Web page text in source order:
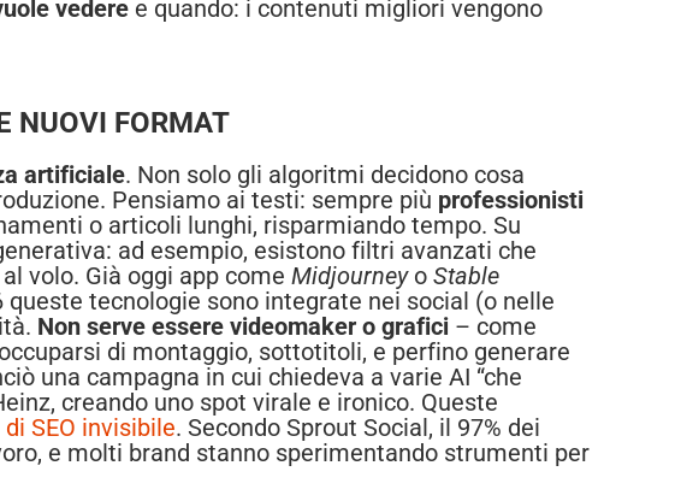
vedere e quando: i contenuti migliori vengono
NUOVI FORMAT
artificiale. Non solo gli algoritmi decidono cosa
Pensiamo ai testi: sempre più professionisti
o articoli lunghi, risparmiando tempo. Su
ad esempio, esistono filtri avanzati che
volo. Già oggi app come Midjourneyo Stable
tecnologie sono integrate nei social (o nelle
Non serve essere videomaker o grafici – come
di montaggio, sottotitoli, e perfino generare
una campagna in cui chiedeva a varie AI “che
creando uno spot virale e ironico. Queste
SEO invisibile. Secondo Sprout Social, il 97% dei
e molti brand stanno sperimentando strumenti per